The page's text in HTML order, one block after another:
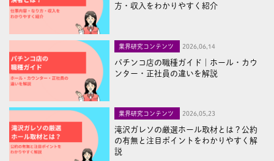
方・収入をわかりやすく紹介
業界研究コンテンツ 2026,06,14
パチンコ店の職種ガイド｜ホール・カウ
ンター・正社員の違いを解説
業界研究コンテンツ 2026,05,23
滝沢ガレソの厳選ホール取材とは？公約
の有無と注目ポイントをわかりやすく解
説